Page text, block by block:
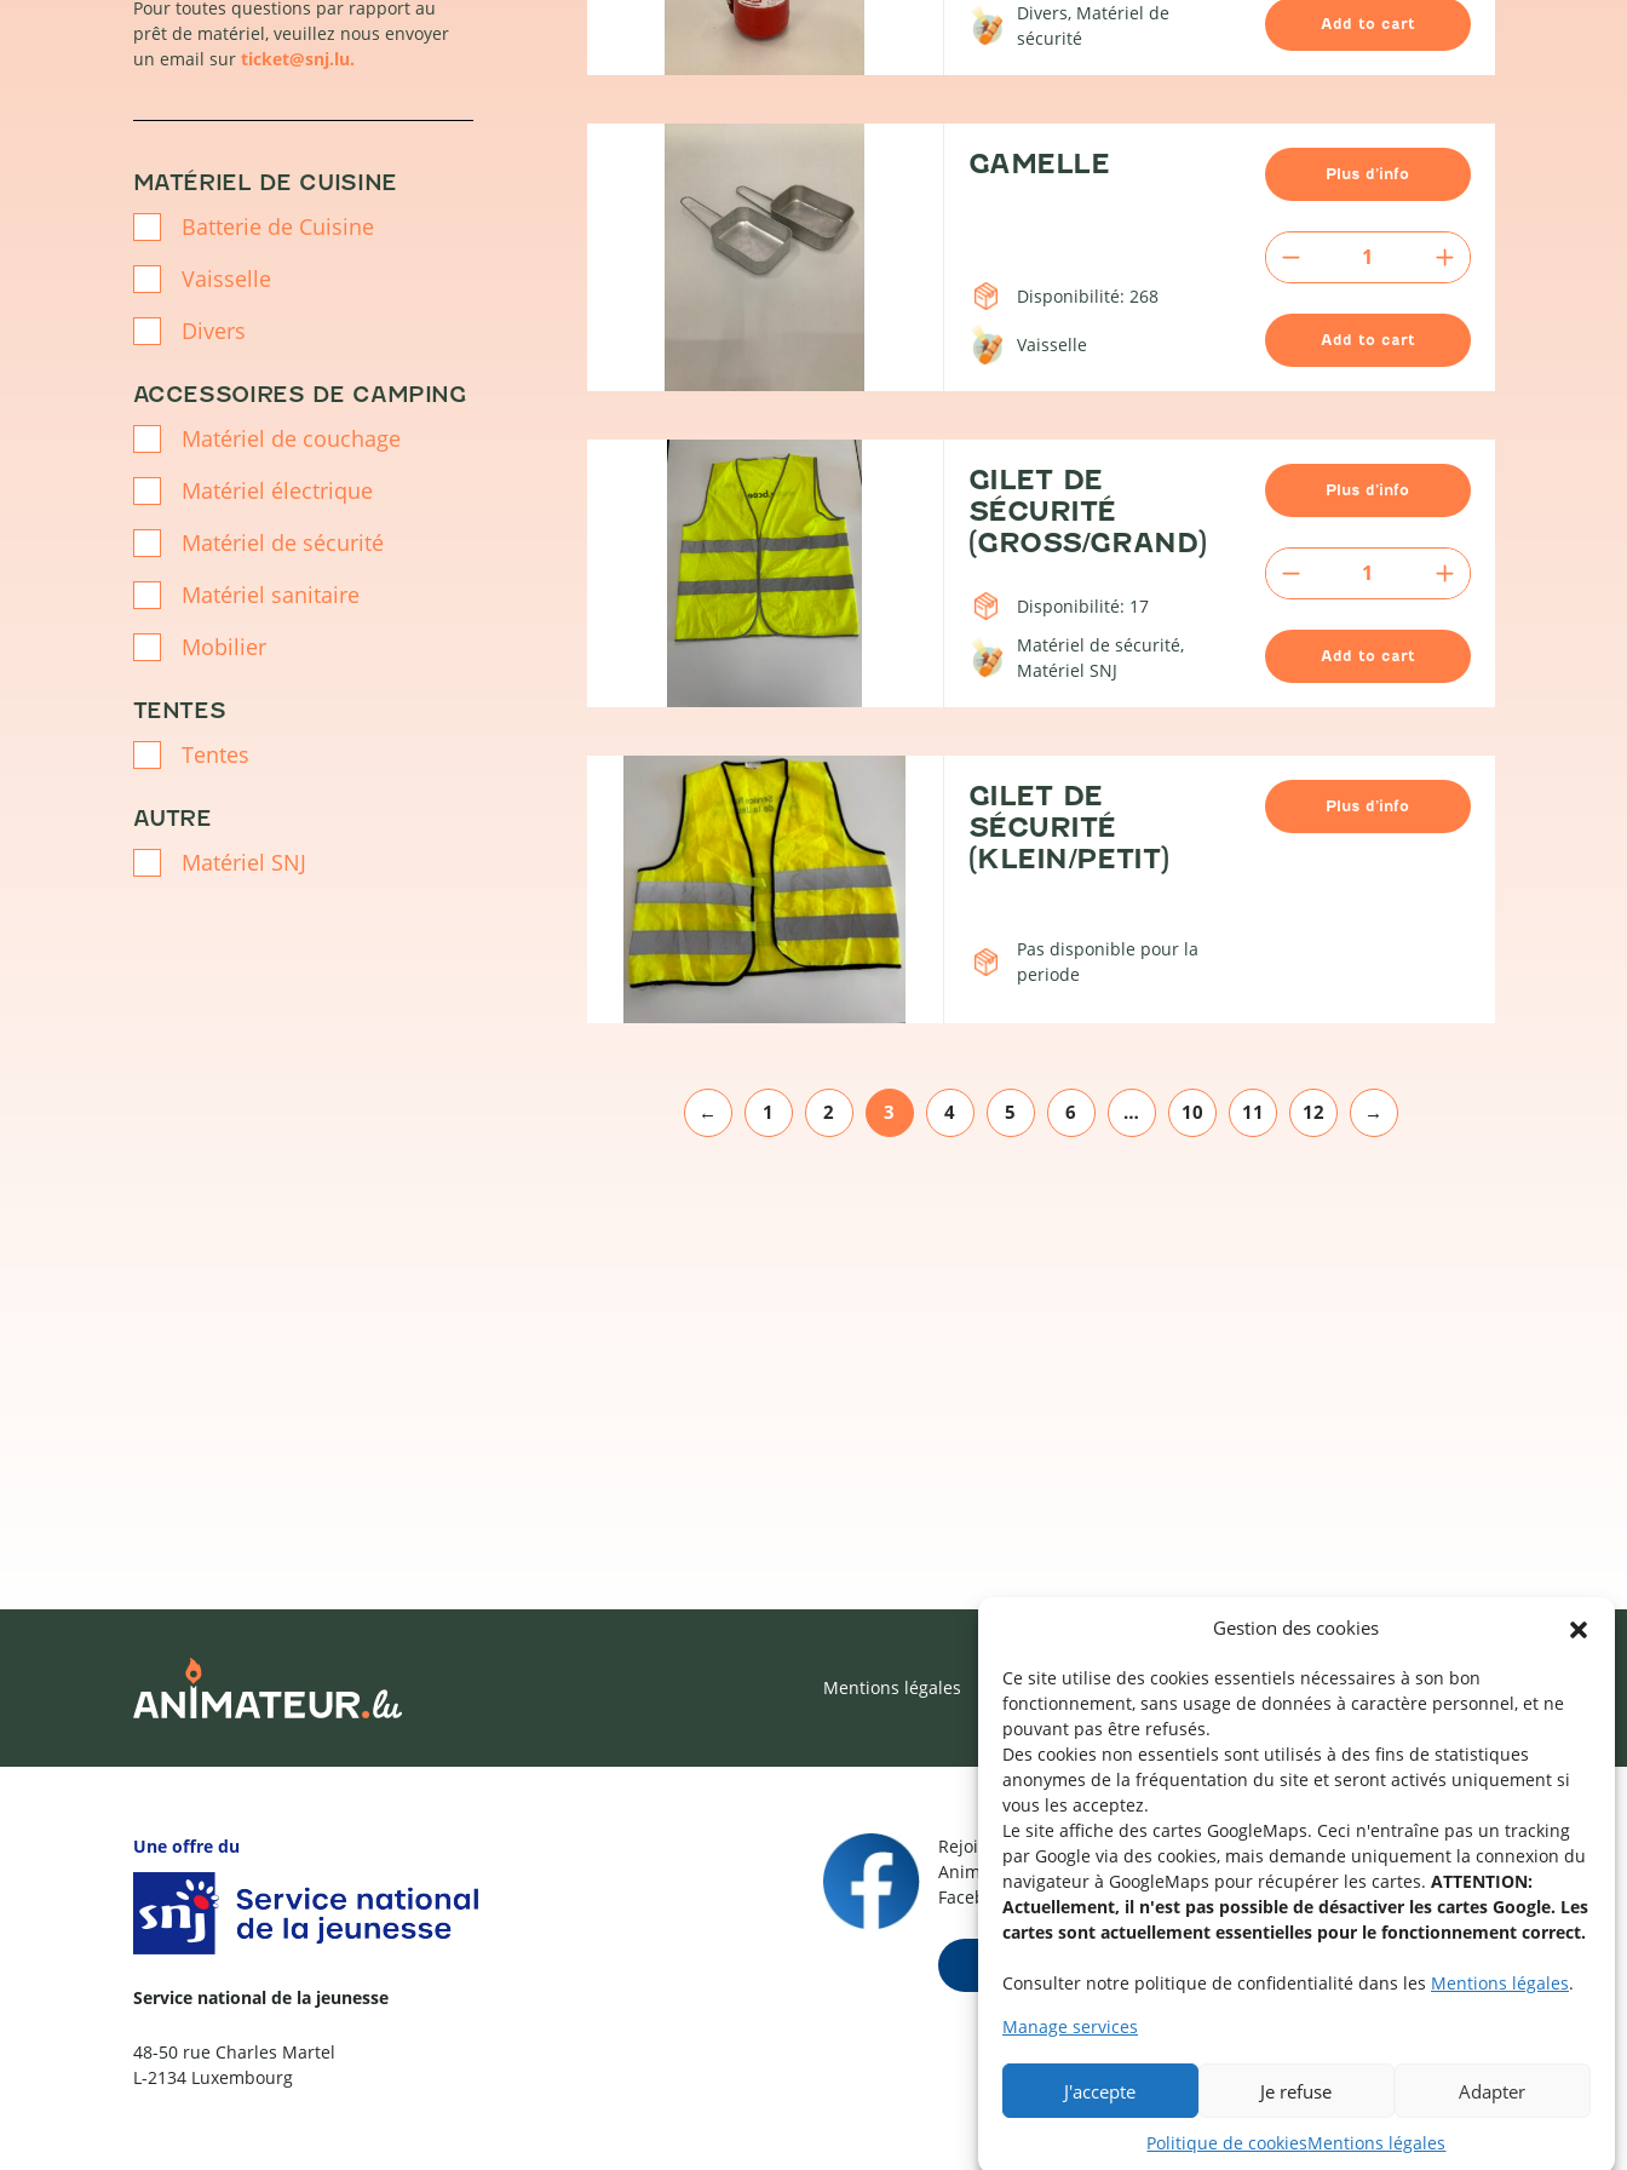
Gestion des cookies
Ce site utilise des cookies essentiels nécessaires à son bon
fonctionnement, sans usage de données à caractère personnel, et ne
pouvant pas être refusés.
Des cookies non essentiels sont utilisés à des fins de statistiques
anonymes de la fréquentation du site et seront activés uniquement si
vous les acceptez.
Le site affiche des cartes GoogleMaps. Ceci n'entraîne pas un tracking
par Google via des cookies, mais demande uniquement la connexion du
navigateur à GoogleMaps pour récupérer les cartes. ATTENTION:
Actuellement, il n'est pas possible de désactiver les cartes Google. Les
cartes sont actuellement essentielles pour le fonctionnement correct.
Consulter notre politique de confidentialité dans les Mentions légales.
Manage services
J'accepte Je refuse Adapter
Politique de cookiesMentions légales
Pour toutes questions par rapport au
prêt de matériel, veuillez nous envoyer
un email sur ticket@snj.lu.
MATÉRIEL DE CUISINE
Batterie de Cuisine
Vaisselle
Divers
ACCESSOIRES DE CAMPING
Matériel de couchage
Matériel électrique
Matériel de sécurité
Matériel sanitaire
Mobilier
TENTES
Tentes
AUTRE
Matériel SNJ
Divers Matériel de
sécurité
Add to cart
GAMELLE
Disponibilité: 268
Vaisselle
Plus d’info
quantity
Add to cart
GILET DE
SÉCURITÉ
(GROSS/GRAND)
Disponibilité: 17
Matériel de sécurité
Matériel SNJ
Plus d’info
de
(groß/grand)
quantity
Add to cart
GILET DE
SÉCURITÉ
(KLEIN/PETIT)
Pas disponible pour la
periode
Plus d’info
← 1 2 3 4 5 6 … 10 11 12 →
Mentions légales ©2026 SNJ
Une offre du
Service national de la jeunesse
48-50 rue Charles Martel
L-2134 Luxembourg
Rejoignez le groupe « Aide-Animateur /
Animateur / Aide-Technique » sur
Facebook.